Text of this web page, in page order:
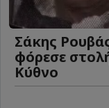
Σάκης
φόρεσε
Κύθνο